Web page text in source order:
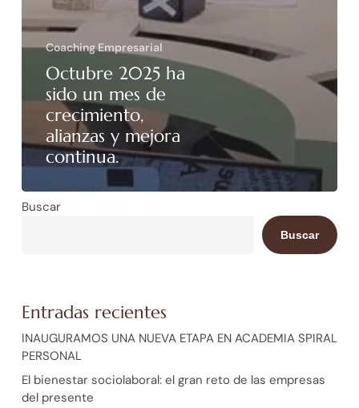
Coaching Empresarial
Octubre 2025 ha
sido un mes de
crecimiento,
alianzas y mejora
continua.
Buscar
Buscar
Entradas recientes
INAUGURAMOS UNA NUEVA ETAPA EN ACADEMIA SPIRAL
PERSONAL
El bienestar sociolaboral: el gran reto de las empresas
del presente